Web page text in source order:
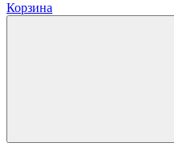
Корзина